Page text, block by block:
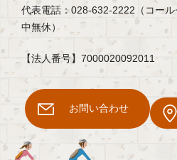
代表電話：028-632-2222（コー
中無休）
【法人番号】7000020092011
お問い合わせ